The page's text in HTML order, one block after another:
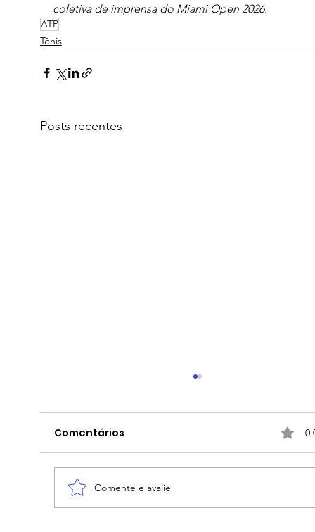
coletiva de imprensa do Miami Open 2026.
ATP
Tênis
Posts recentes
Comentários
Comente e avalie